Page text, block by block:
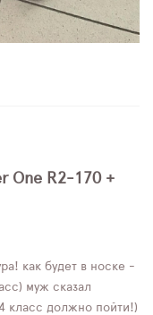
One R2-170 +
как будет в носке -
муж сказал
класс должно пойти!)